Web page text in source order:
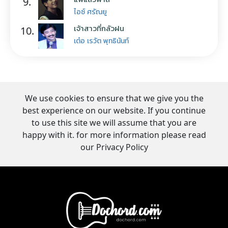
ไอซ์ ศรัณยู
10. เจ้าสาวที่กลัวฝน
เต๋อ เรวัต พุทธินันท์
We use cookies to ensure that we give you the
best experience on our website. If you continue
to use this site we will assume that you are
happy with it. for more information please read
our Privacy Policy